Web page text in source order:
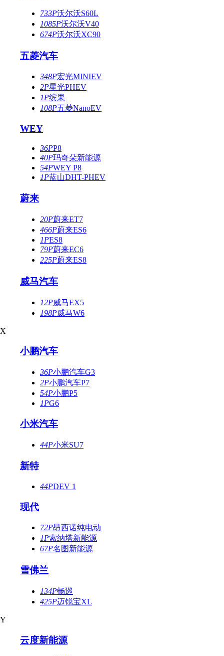
733P沃尔沃S60L
1085P沃尔沃V40
674P沃尔沃XC90
五菱汽车
348P宏光MINIEV
2P星光PHEV
1P缤果
108P五菱NanoEV
WEY
36PP8
40P玛奇朵新能源
54PWEY P8
1P蓝山DHT-PHEV
蔚来
20P蔚来ET7
466P蔚来ES6
1PES8
79P蔚来EC6
225P蔚来ES8
威马汽车
12P威马EX5
198P威马W6
X
小鹏汽车
36P小鹏汽车G3
2P小鹏汽车P7
54P小鹏P5
1PG6
小米汽车
44P小米SU7
新特
44PDEV 1
现代
72P昂西诺纯电动
1P索纳塔新能源
67P名图新能源
雪佛兰
134P畅巡
425P迈锐宝XL
Y
云度新能源